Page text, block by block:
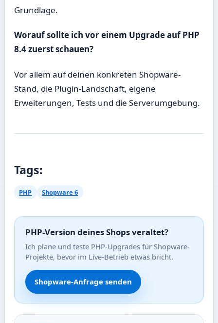
Grundlage.
Worauf sollte ich vor einem Upgrade auf PHP
8.4 zuerst schauen?
Vor allem auf deinen konkreten Shopware-
Stand, die Plugin-Landschaft, eigene
Erweiterungen, Tests und die Serverumgebung.
Tags:
PHP Shopware 6
PHP-Version deines Shops veraltet?
Ich plane und teste PHP-Upgrades für Shopware-
Projekte, bevor im Live-Betrieb etwas bricht.
Shopware-Anfrage senden